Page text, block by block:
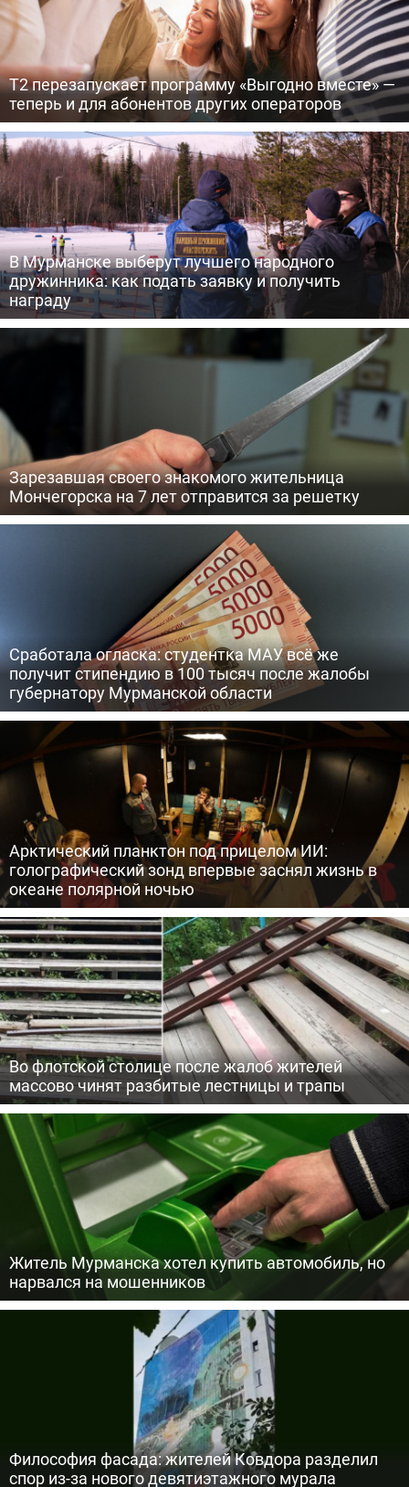
Т2 перезапускает программу «Выгодно вместе» —
теперь и для абонентов других операторов
В Мурманске выберут лучшего народного
дружинника: как подать заявку и получить
награду
Зарезавшая своего знакомого жительница
Мончегорска на 7 лет отправится за решетку
Сработала огласка: студентка МАУ всё же
получит стипендию в 100 тысяч после жалобы
губернатору Мурманской области
Арктический планктон под прицелом ИИ:
голографический зонд впервые заснял жизнь в
океане полярной ночью
Во флотской столице после жалоб жителей
массово чинят разбитые лестницы и трапы
Житель Мурманска хотел купить автомобиль, но
нарвался на мошенников
Философия фасада: жителей Ковдора разделил
спор из-за нового девятиэтажного мурала